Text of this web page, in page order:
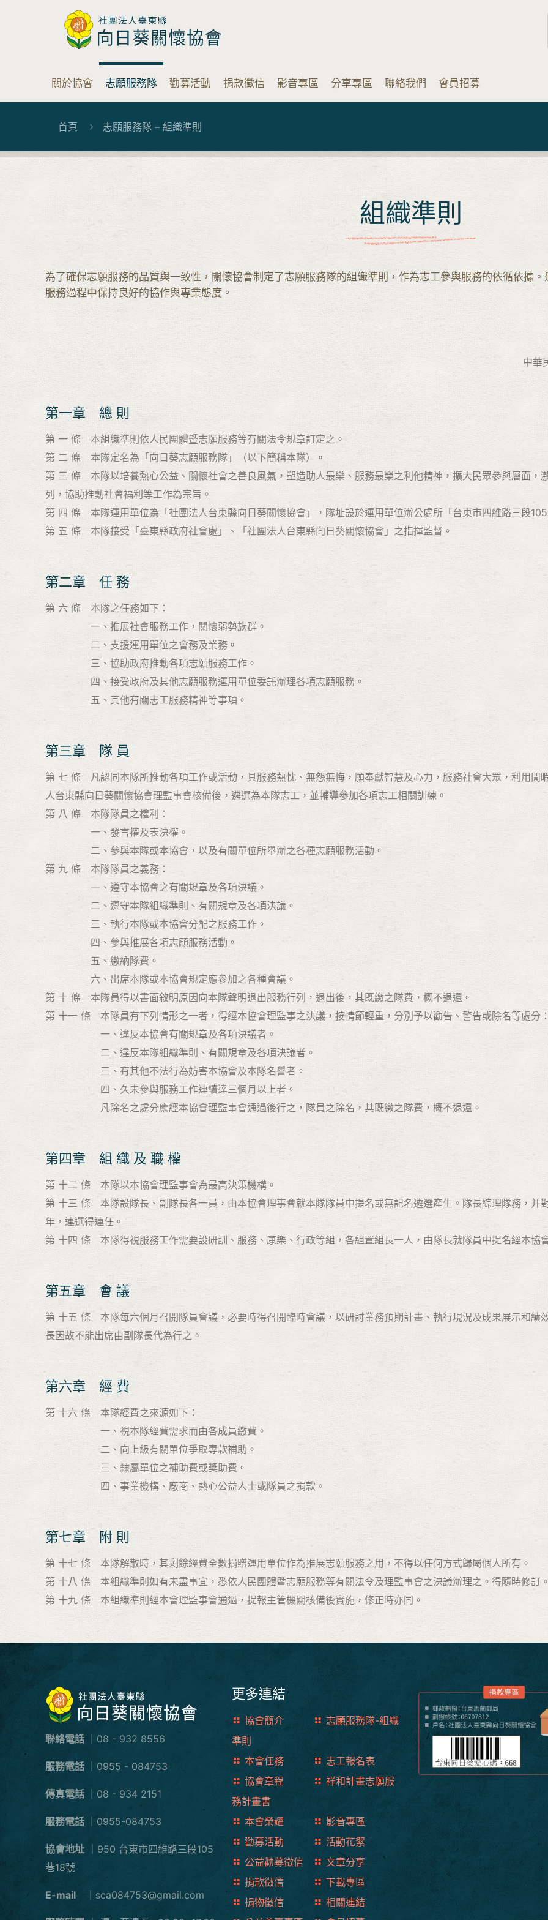
關於協會 志願服務隊 勸募活動 捐款徵信 影音專區 分享專區 聯絡我們 會員招募
首頁 志願服務隊 – 組織準則
組織準則
為了確保志願服務的品質與一致性，關懷協會制定了志願服務隊的組織準則，作為志工參與服務的依循依據
服務過程中保持良好的協作與專業態度。
中華
第一章 總 則
第 一 條 本組織準則依人民團體暨志願服務等有關法令規章訂定之。
第 二 條 本隊定名為「向日葵志願服務隊」（以下簡稱本隊）。
第 三 條 本隊以培養熱心公益、關懷社會之善良風氣，塑造助人最樂、服務最榮之利他精神，擴大民眾參與層面，
列，協助推動社會福利等工作為宗旨。
第 四 條 本隊運用單位為「社團法人台東縣向日葵關懷協會」，隊址設於運用單位辦公處所「台東市四維路三段
第 五 條 本隊接受「臺東縣政府社會處」、「社團法人台東縣向日葵關懷協會」之指揮監督。
第二章 任 務
第 六 條 本隊之任務如下：
一、推展社會服務工作，關懷弱勢族群。
二、支援運用單位之會務及業務。
三、協助政府推動各項志願服務工作。
四、接受政府及其他志願服務運用單位委託辦理各項志願服務。
五、其他有關志工服務精神等事項。
第三章 隊 員
第 七 條 凡認同本隊所推動各項工作或活動，具服務熱忱、無怨無悔，願奉獻智慧及心力，服務社會大眾，利用閒
人台東縣向日葵關懷協會理監事會核備後，遴選為本隊志工，並輔導參加各項志工相關訓練。
第 八 條 本隊隊員之權利：
一、發言權及表決權。
二、參與本隊或本協會，以及有關單位所舉辦之各種志願服務活動。
第 九 條 本隊隊員之義務：
一、遵守本協會之有關規章及各項決議。
二、遵守本隊組織準則、有關規章及各項決議。
三、執行本隊或本協會分配之服務工作。
四、參與推展各項志願服務活動。
五、繳納隊費。
六、出席本隊或本協會規定應參加之各種會議。
第 十 條 本隊員得以書面敘明原因向本隊聲明退出服務行列，退出後，其既繳之隊費，概不退還。
第 十一 條 本隊員有下列情形之一者，得經本協會理監事之決議，按情節輕重，分別予以勸告、警告或除名等處分
一、違反本協會有關規章及各項決議者。
二、違反本隊組織準則、有關規章及各項決議者。
三、有其他不法行為妨害本協會及本隊名譽者。
四、久未參與服務工作連續達三個月以上者。
凡除名之處分應經本協會理監事會通過後行之，隊員之除名，其既繳之隊費，概不退還。
第四章 組 織 及 職 權
第 十二 條 本隊以本協會理監事會為最高決策機構。
第 十三 條 本隊設隊長、副隊長各一員，由本協會理事會就本隊隊員中提名或無記名遴選產生。隊長綜理隊務，并
年，連選得連任。
第 十四 條 本隊得視服務工作需要設研訓、服務、康樂、行政等組，各組置組長一人，由隊長就隊員中提名經本協
第五章 會 議
第 十五 條 本隊每六個月召開隊員會議，必要時得召開臨時會議，以研討業務預期計畫、執行現況及成果展示和績
長因故不能出席由副隊長代為行之。
第六章 經 費
第 十六 條 本隊經費之來源如下：
一、視本隊經費需求而由各成員繳費。
二、向上級有關單位爭取專款補助。
三、隸屬單位之補助費或獎助費。
四、事業機構、廠商、熱心公益人士或隊員之捐款。
第七章 附 則
第 十七 條 本隊解散時，其剩餘經費全數捐贈運用單位作為推展志願服務之用，不得以任何方式歸屬個人所有。
第 十八 條 本組織準則如有未盡事宜，悉依人民團體暨志願服務等有關法令及理監事會之決議辦理之。得隨時修訂
第 十九 條 本組織準則經本會理監事會通過，提報主管機關核備後實施，修正時亦同。
聯絡電話 ｜08 - 932 8556
服務電話 ｜0955 - 084753
傳真電話 ｜08 - 934 2151
服務電話 ｜0955-084753
協會地址 ｜950 台東市四維路三段105
巷18號
E-mail ｜sca084753@gmail.com
更多連結
協會簡介
志願服務隊-組織
準則
本會任務
志工報名表
協會章程
祥和計畫志願服
務計畫書
本會榮耀
影音專區
勸募活動
活動花絮
公益勸募徵信
文章分享
捐款徵信
下載專區
捐物徵信
相關連結